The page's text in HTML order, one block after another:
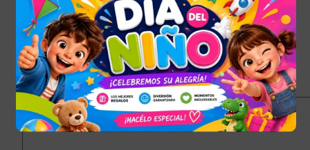
Your rating*
Your review*